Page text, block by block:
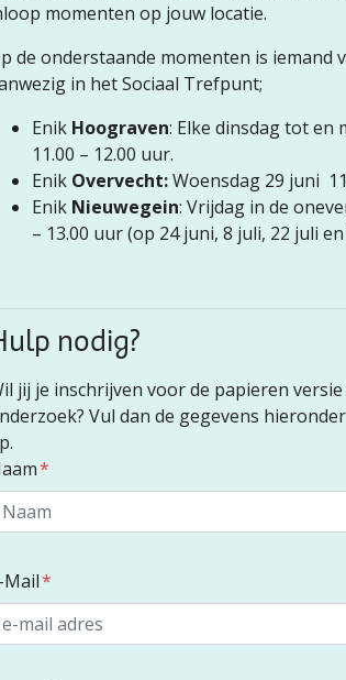
momenten op jouw locatie.
de onderstaande momenten is iemand
in het Sociaal Trefpunt;
Enik Hoograven: Elke dinsdag tot en
11.00 – 12.00 uur.
Enik Overvecht:Woensdag 29 juni
Enik Nieuwegein: Vrijdag in de
– 13.00 uur (op 24 juni, 8 juli, 22 juli
nodig?
jij je inschrijven voor de papieren
Vul dan de gegevens
*
Mail*